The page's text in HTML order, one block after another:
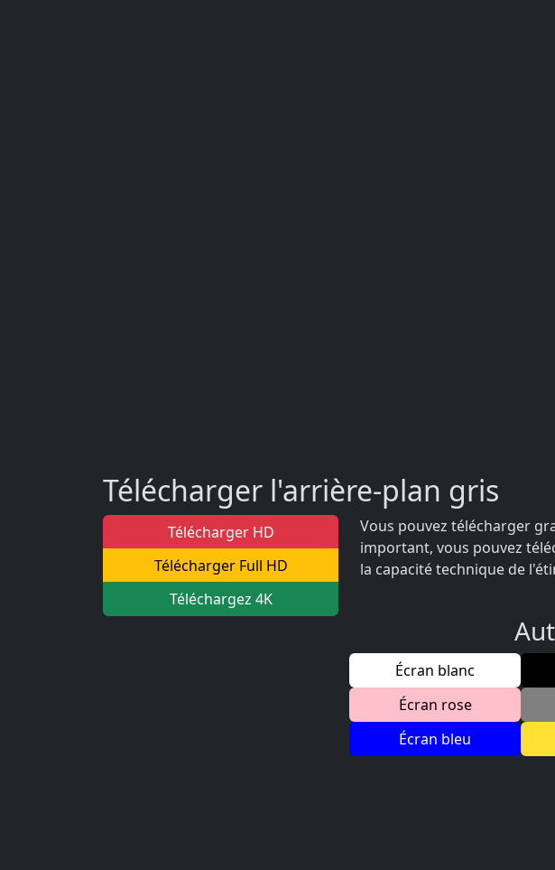
Télécharger l'arrière-plan gris
Télécharger HD
Télécharger Full HD
Téléchargez 4K
Vous pouvez télécharger
important, vous pouvez
la capacité technique de
Écran blanc
Écran rose
Écran bleu